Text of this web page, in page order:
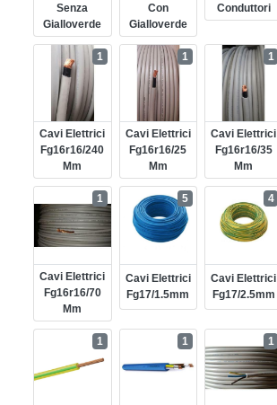
Senza
Gialloverde
Con
Gialloverde
Conduttori
Cavi Elettrici
Fg16r16/240
Mm
1
Cavi Elettrici
Fg16r16/25
Mm
1
Cavi Elettrici
Fg16r16/35
Mm
1
Cavi Elettrici
Fg16r16/70
Mm
1
Cavi Elettrici
Fg17/1.5mm
5
Cavi Elettrici
Fg17/2.5mm
4
1 1 1